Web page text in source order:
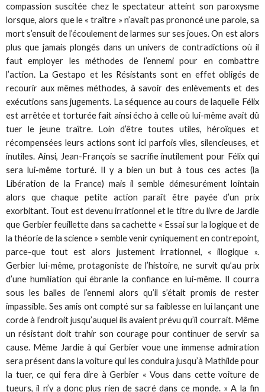
compassion suscitée chez le spectateur atteint son paroxysme
lorsque, alors que le « traître » n’avait pas prononcé une parole, sa
mort s’ensuit de l’écoulement de larmes sur ses joues. On est alors
plus que jamais plongés dans un univers de contradictions où il
faut employer les méthodes de l’ennemi pour en combattre
l’action. La Gestapo et les Résistants sont en effet obligés de
recourir aux mêmes méthodes, à savoir des enlèvements et des
exécutions sans jugements. La séquence au cours de laquelle Félix
est arrêtée et torturée fait ainsi écho à celle où lui-même avait dû
tuer le jeune traître. Loin d’être toutes utiles, héroïques et
récompensées leurs actions sont ici parfois viles, silencieuses, et
inutiles. Ainsi, Jean-François se sacrifie inutilement pour Félix qui
sera lui-même torturé. Il y a bien un but à tous ces actes (la
Libération de la France) mais il semble démesurément lointain
alors que chaque petite action paraît être payée d’un prix
exorbitant. Tout est devenu irrationnel et le titre du livre de Jardie
que Gerbier feuillette dans sa cachette « Essai sur la logique et de
la théorie de la science » semble venir cyniquement en contrepoint,
parce-que tout est alors justement irrationnel, « illogique ».
Gerbier lui-même, protagoniste de l’histoire, ne survit qu’au prix
d’une humiliation qui ébranle la confiance en lui-même. Il courra
sous les balles de l’ennemi alors qu’il s’était promis de rester
impassible. Ses amis ont compté sur sa faiblesse en lui lançant une
corde à l’endroit jusqu’auquel ils avaient prévu qu’il courrait. Même
un résistant doit trahir son courage pour continuer de servir sa
cause. Même Jardie à qui Gerbier voue une immense admiration
sera présent dans la voiture qui les conduira jusqu’à Mathilde pour
la tuer, ce qui fera dire à Gerbier « Vous dans cette voiture de
tueurs, il n’y a donc plus rien de sacré dans ce monde. » A la fin